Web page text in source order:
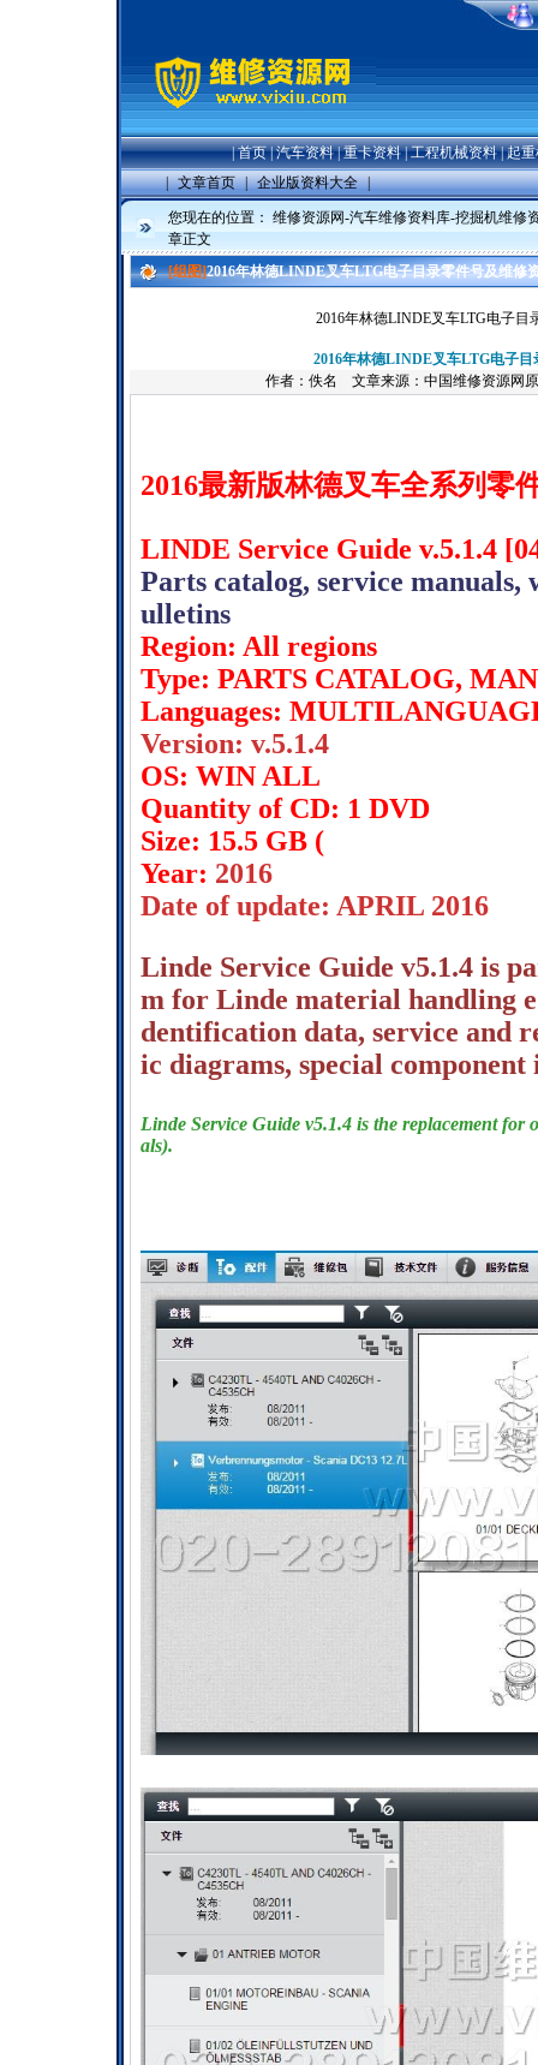
|首页|汽车资料|重卡资料|工程机械资料|起
| 文章首页 | 企业版资料大全 |
您现在的位置： 维修资源网-汽车维修资料库-挖掘机维修
章正文
[组图]2016年林德LINDE叉车LTG电子目录零件号及维修
2016年林德LINDE叉车LTG电子
2016年林德LINDE叉车LTG电子
作者：佚名 文章来源：中国维修资源网
2016最新版林德叉车全系列零
LINDE Service Guide v.5.1.4
Parts catalog, service
ulletins
Region: All regions
Type: PARTS CATALOG,
Languages:
Version: v.5.1.4
OS: WIN ALL
Quantity of CD: 1 DVD
Size: 15.5 GB (
Year: 2016
Date of update: APRIL 2016
Linde Service Guide v5.1.4 is
m for Linde material handling
dentification data, service and
ic diagrams, special
Linde Service Guide v5.1.4 is the replacement
als).